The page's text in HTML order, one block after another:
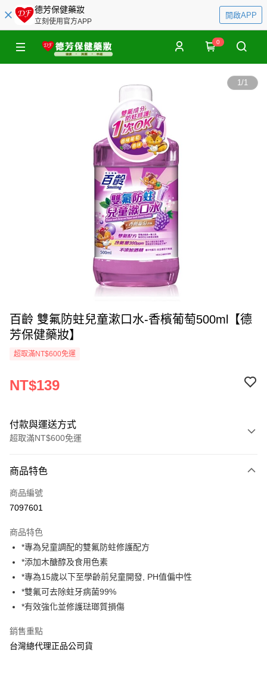
德芳保健藥妝
立刻使用官方APP
開啟APP
0
1/1
百齡 雙氟防蛀兒童漱口水-香檳葡萄500ml【德
芳保健藥妝】
超取滿NT$600免運
NT$139
付款與運送方式
超取滿NT$600免運
信用卡一次付款
超商取貨付款
Apple Pay
街口支付
悠遊付
AFTEE先享後付
相關說明
AFTEE先享後付是「在收到商品之後才付款」的支付方式。 讓您購物簡單
ATM付款
商品特色
商品編號
7097601
商品特色
*專為兒童調配的雙氟防蛀修護配方
*添加木醣醇及食用色素
*專為15歲以下至學齡前兒童開發, PH值偏中性
*雙氟可去除蛀牙病菌99%
*有效強化並修護琺瑯質損傷
銷售重點
台灣總代理正品公司貨